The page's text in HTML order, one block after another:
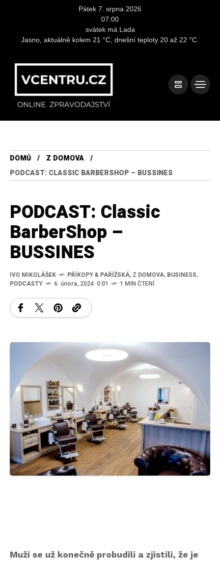
Pátek 7. srpna 2026
07:00
svátek má Lada
Jasno, aktuálně kolem 21 °C, dnešní teploty 20 až 22 °C.
DOMŮ
Z DOMOVA
PODCAST: CLASSIC BARBERSHOP – BUSSINES
PODCAST: Classic
BarberShop –
BUSSINES
IVO MIKOLÁŠEK PŘÍKOPY & PAŘÍŽSKÁ, Z DOMOVA, BUSINESS,
PODCASTY
6. února, 2024 0:01 1 MIN ČTENÍ
Muži se už konečně probudili a zjistili, že je